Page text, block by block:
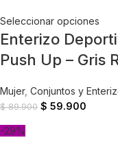
Seleccionar opciones
Enterizo
Push Up – Gris
Mujer, Conjuntos y
$89.900 $ 59.900
-29%